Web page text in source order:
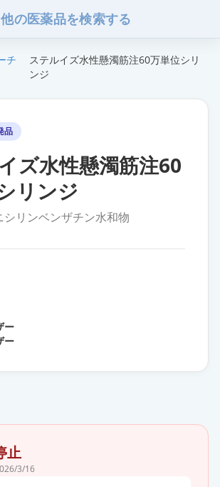
他の医薬品を検索する
チ
ステルイズ水性懸濁筋注60万単位シリ
ンジ
品
ズ水性懸濁筋注60
リンジ
リンベンザチン水和物
ー
ー
止
3/16